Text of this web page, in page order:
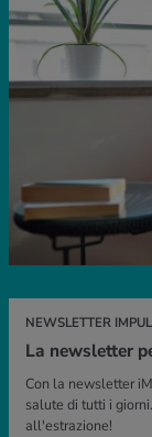
NEWSLETTER
La newsletter
Con la newsletter
salute di tutti i
all'estrazione!